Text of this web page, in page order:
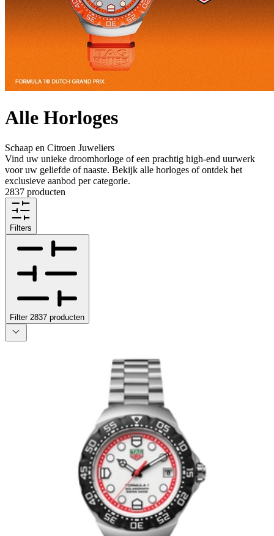
Alle Horloges
Schaap en Citroen Juweliers
Vind uw unieke droomhorloge of een prachtig high-end uurwerk
voor uw geliefde of naaste. Bekijk alle horloges of ontdek het
exclusieve aanbod per categorie.
2837 producten
Filters
Filter 2837 producten